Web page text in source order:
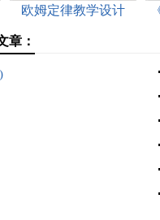
欧姆定律教学设计
章：